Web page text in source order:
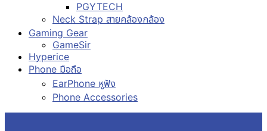
PGYTECH
Neck Strap สายคล้องกล้อง
Gaming Gear
GameSir
Hyperice
Phone มือถือ
EarPhone หูฟัง
Phone Accessories